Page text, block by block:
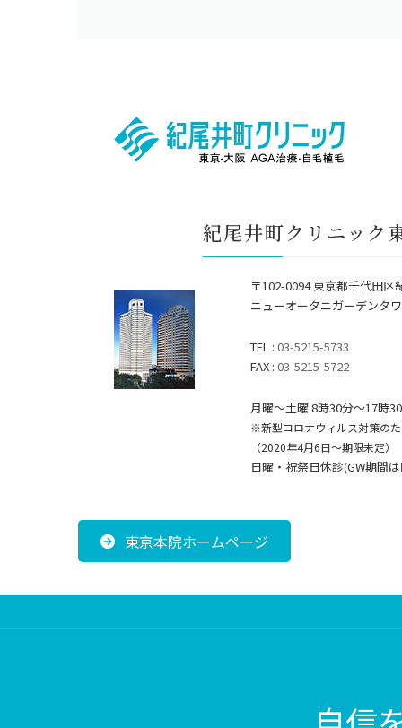
紀尾井町クリニック
〒102-0094 東京都千代田区
ニューオータニガーデンタ
TEL : 03-5215-5733
FAX : 03-5215-5722
月曜～土曜 8時30分〜17時
※新型コロナウィルス対策の
（2020年4月6日～期限未定）
日曜・祝祭日休診(GW期間
東京本院ホームページ